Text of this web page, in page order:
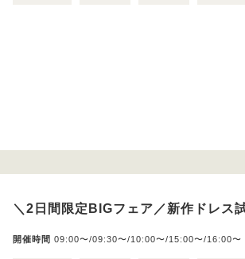
＼2日間限定BIGフェア／新作ドレス
開催時間 09:00〜/09:30〜/10:00〜/15:00〜/16:00〜